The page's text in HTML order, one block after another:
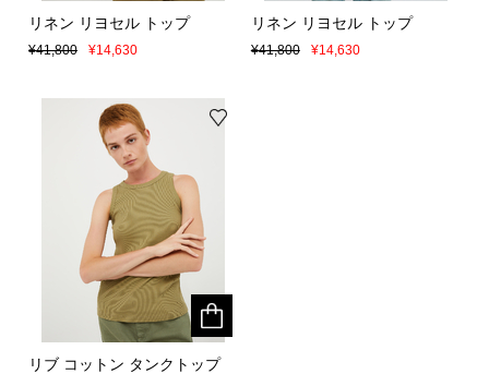
リネン リヨセル トップ
¥41,800 ¥14,630
リネン リヨセル トップ
¥41,800 ¥14,630
リネン リヨセル トップ
¥41,800 ¥14,630
リネン リヨセル トップ
¥41,800 ¥14,630
リブ コットン タンクトップ
リブ コットン タンクトップ